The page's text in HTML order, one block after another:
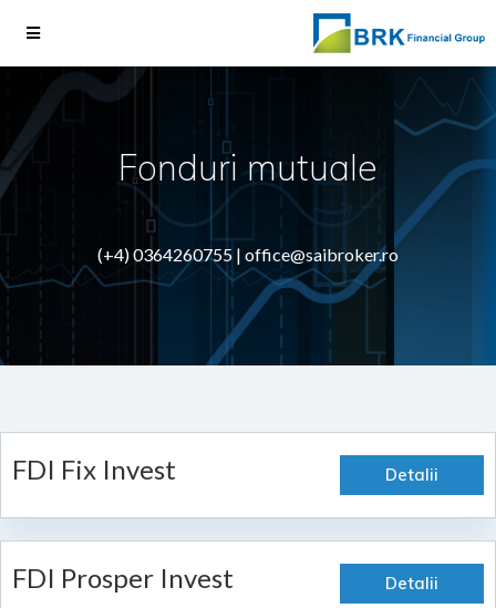
Fonduri mutuale
(+4) 0364260755 | office@saibroker.ro
FDI Fix Invest Detalii
FDI Prosper Invest Detalii